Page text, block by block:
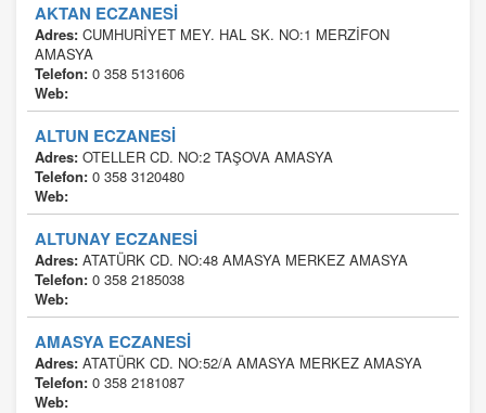
AKTAN ECZANESİ
Adres: CUMHURİYET MEY. HAL SK. NO:1 MERZİFON
AMASYA
Telefon: 0 358 5131606
Web:
ALTUN ECZANESİ
Adres: OTELLER CD. NO:2 TAŞOVA AMASYA
Telefon: 0 358 3120480
Web:
ALTUNAY ECZANESİ
Adres: ATATÜRK CD. NO:48 AMASYA MERKEZ AMASYA
Telefon: 0 358 2185038
Web:
AMASYA ECZANESİ
Adres: ATATÜRK CD. NO:52/A AMASYA MERKEZ AMASYA
Telefon: 0 358 2181087
Web: